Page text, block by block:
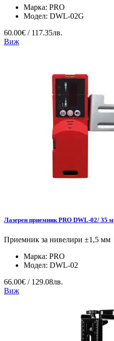
Марка: PRO
Модел: DWL-02G
60.00€ / 117.35лв.
Виж
Лазерен приемник PRO DWL-02/ 35 м
Приемник за нивелири ±1,5 мм
Марка: PRO
Модел: DWL-02
66.00€ / 129.08лв.
Виж